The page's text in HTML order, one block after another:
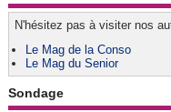
N'hésitez pas à visiter nos
Le Mag de la Conso
Le Mag du Senior
Sondage